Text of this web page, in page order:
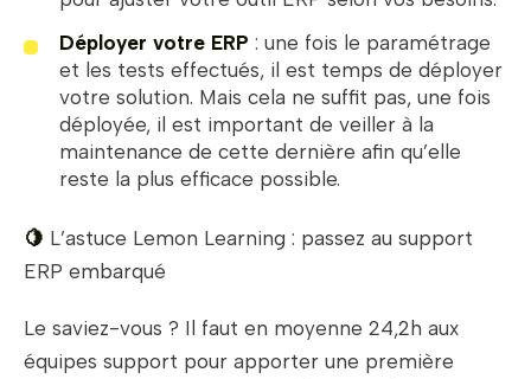
Déployer votre ERP : une fois le paramétrage
et les tests effectués, il est temps de déployer
votre solution. Mais cela ne suffit pas, une fois
déployée, il est important de veiller à la
maintenance de cette dernière afin qu’elle
reste la plus efficace possible.
🍋 L’astuce Lemon Learning : passez au support
ERP embarqué
Le saviez-vous ? Il faut en moyenne 24,2h aux
équipes support pour apporter une première